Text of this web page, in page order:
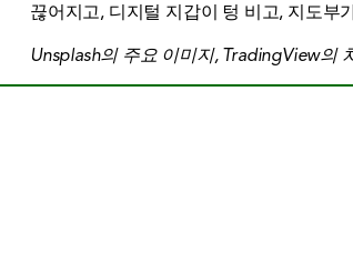
끊어지고, 디지털 지갑이 텅 비고, 지도부
Unsplash의 주요 이미지, TradingView의